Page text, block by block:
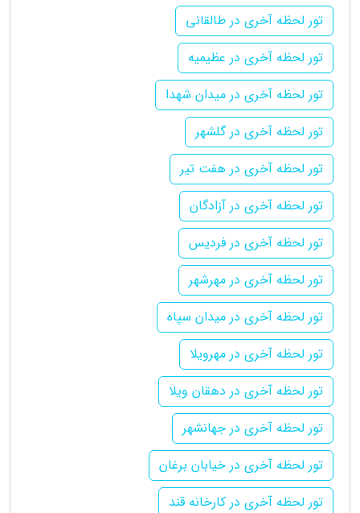
تور لحظه آخری در طالقانی
تور لحظه آخری در عظیمیه
تور لحظه آخری در میدان شهدا
تور لحظه آخری در گلشهر
تور لحظه آخری در هفت تیر
تور لحظه آخری در آزادگان
تور لحظه آخری در فردیس
تور لحظه آخری در مهرشهر
تور لحظه آخری در میدان سپاه
تور لحظه آخری در مهرویلا
تور لحظه آخری در دهقان ویلا
تور لحظه آخری در جهانشهر
تور لحظه آخری در خیابان برغان
تور لحظه آخری در کارخانه قند